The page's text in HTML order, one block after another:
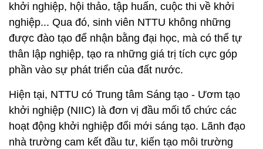
khởi nghiệp, hội thảo, tập huấn, cuộc thi về khởi
nghiệp... Qua đó, sinh viên NTTU không những
được đào tạo để nhận bằng đại học, mà có thể tự
thân lập nghiệp, tạo ra những giá trị tích cực góp
phần vào sự phát triển của đất nước.
Hiện tại, NTTU có Trung tâm Sáng tạo - Ươm tạo
khởi nghiệp (NIIC) là đơn vị đầu mối tổ chức các
hoạt động khởi nghiệp đổi mới sáng tạo. Lãnh đạo
nhà trường cam kết đầu tư, kiến tạo môi trường